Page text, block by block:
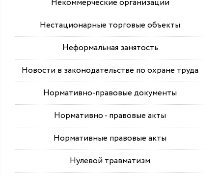
Некоммерческие организации
Нестационарные торговые объекты
Неформальная занятость
Новости в законодательстве по охране труда
Нормативно-правовые документы
Нормативно - правовые акты
Нормативные правовые акты
Нулевой травматизм